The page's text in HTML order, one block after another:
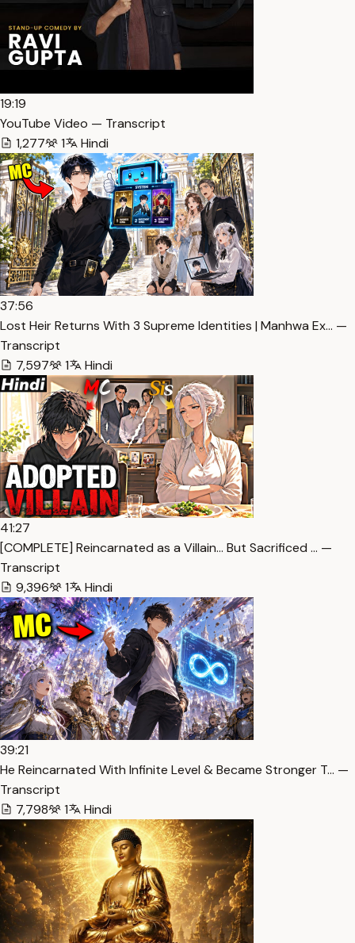
19:19
YouTube Video — Transcript
1,277
1 Hindi
37:56
Lost Heir Returns With 3 Supreme Identities | Manhwa Ex… —
Transcript
7,597
1 Hindi
41:27
[COMPLETE] Reincarnated as a Villain… But Sacrificed … —
Transcript
9,396
1 Hindi
39:21
He Reincarnated With Infinite Level & Became Stronger T… —
Transcript
7,798
1 Hindi